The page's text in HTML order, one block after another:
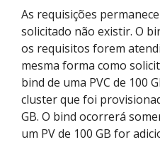
As requisições
solicitado não existir. O
os requisitos forem
mesma forma como
bind de uma PVC de 100
cluster que foi
GB. O bind ocorrerá
um PV de 100 GB for